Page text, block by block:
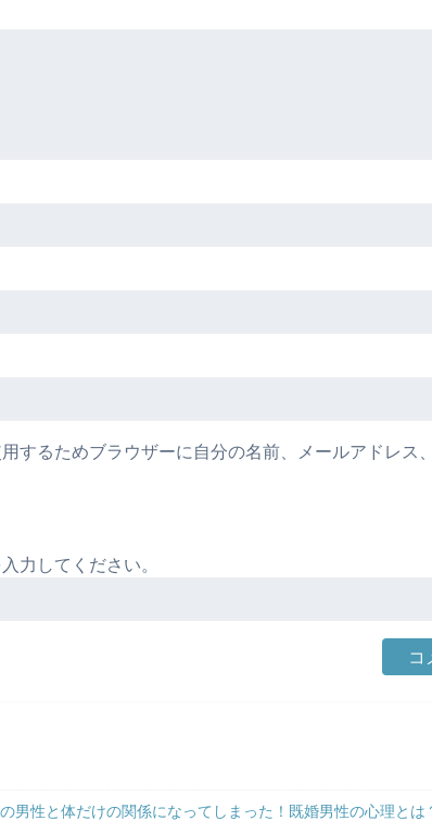
するためブラウザーに自分の名前、メールアドレス
力してください。
男性と体だけの関係になってしまった！既婚男性の心理とは